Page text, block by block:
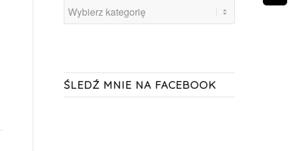
Kategorie
ŚLEDŹ MNIE NA FACEBOOK